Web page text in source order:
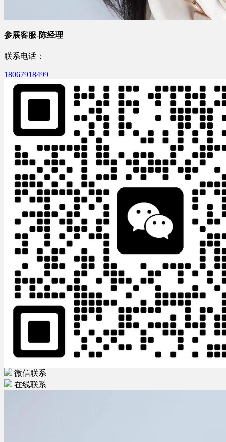
参展客服-陈经理
联系电话：
18067918499
微信联系
在线联系